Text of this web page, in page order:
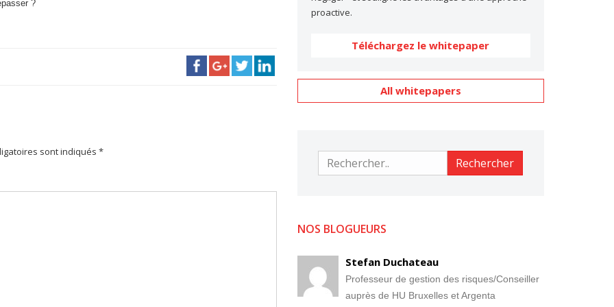
?
sont indiqués *
proactive.
Téléchargez le whitepaper
All whitepapers
Rechercher Rechercher
NOS BLOGUEURS
Stefan Duchateau
Professeur de gestion des risques/Conseiller
auprès de HU Bruxelles et Argenta